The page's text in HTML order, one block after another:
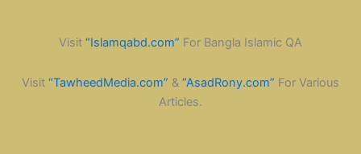
Visit “Islamqabd.com” For Bangla Islamic QA
Visit “TawheedMedia.com” & “AsadRony.com” For Various
Articles.